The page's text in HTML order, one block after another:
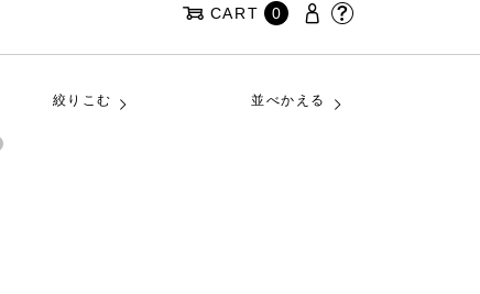
CART 0
絞りこむ 並べかえる